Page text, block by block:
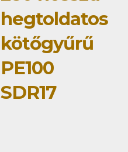
hegtoldatos
kötőgyűrű
PE100
SDR17